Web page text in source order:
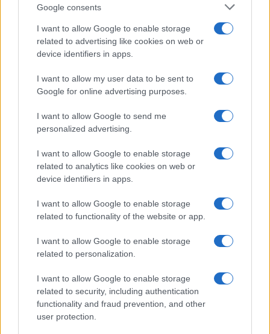
Google consents
I want to allow Google to enable storage
related to advertising like cookies on web or
device identifiers in apps.
I want to allow my user data to be sent to
Google for online advertising purposes.
I want to allow Google to send me
personalized advertising.
I want to allow Google to enable storage
related to analytics like cookies on web or
device identifiers in apps.
I want to allow Google to enable storage
related to functionality of the website or app.
I want to allow Google to enable storage
related to personalization.
I want to allow Google to enable storage
related to security, including authentication
functionality and fraud prevention, and other
user protection.
Continua a leggere
GAMING NEWS
William, Kate e i principini in Scozia per i giochi del
Commonwealth: tutti i dettagli